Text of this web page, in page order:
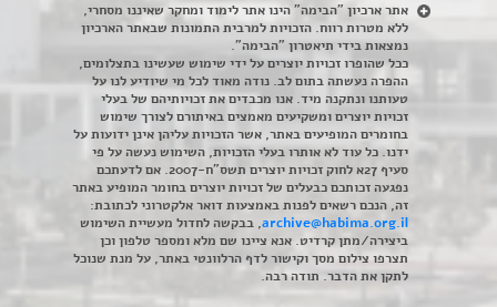
אתר ארכיון "הבימה" הינו אתר לימוד ומחקר שאיננו מסחרי,
ללא מטרות רווח. הזכויות למרבית התמונות שבאתר הארכיון
נמצאות בידי תיאטרון "הבימה".
ככל שהופרו זכויות יוצרים על ידי שימוש שעשינו בתצלומים,
ההפרה נעשתה בתום לב. נודה מאוד לכל מי שיודיע לנו על
טעותנו ונתקנה מיד. אנו מכבדים את זכויותיהם של בעלי
זכויות יוצרים ומשקיעים מאמצים באיתורם לצורך שימוש
בחומרים המופיעים באתר, אשר הזכויות עליהן אינן ידועות על
ידנו. כל עוד לא אותרו בעלי הזכויות, השימוש נעשה על פי
סעיף 27א לחוק זכויות יוצרים תשס"ח-2007. אם לדעתכם
נפגעה זכותכם כבעלים של זכויות יוצרים בחומר המופיע באתר
זה, הנכם רשאים לפנות באמצעות דואר אלקטרוני לכתובת:
archive@habima.org.il, בבקשה לחדול מעשיית השימוש
ביצירה/מתן קרדיט. אנא ציינו שם מלא ומספר טלפון וכן
תצרפו צילום מסך וקישור לדף הרלוונטי באתר, על מנת שנוכל
לתקן את הדבר. תודה רבה.